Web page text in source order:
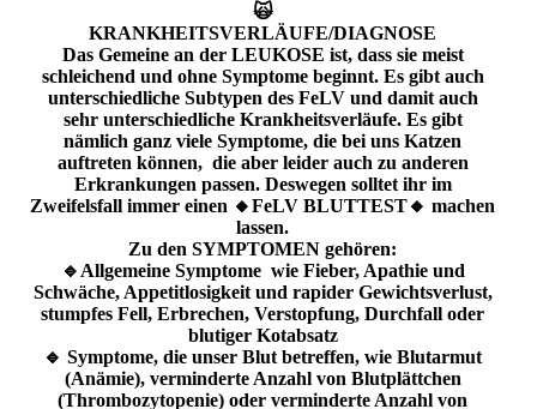
🙀
KRANKHEITSVERLÄUFE/DIAGNOSE
Das Gemeine an der LEUKOSE ist, dass sie meist
schleichend und ohne Symptome beginnt. Es gibt auch
unterschiedliche Subtypen des FeLV und damit auch
sehr unterschiedliche Krankheitsverläufe. Es gibt
nämlich ganz viele Symptome, die bei uns Katzen
auftreten können, die aber leider auch zu anderen
Erkrankungen passen. Deswegen solltet ihr im
Zweifelsfall immer einen 🔸️FeLV BLUTTEST🔸️ machen
lassen.
Zu den SYMPTOMEN gehören:
🔹️Allgemeine Symptome wie Fieber, Apathie und
Schwäche, Appetitlosigkeit und rapider Gewichtsverlust,
stumpfes Fell, Erbrechen, Verstopfung, Durchfall oder
blutiger Kotabsatz
🔹️ Symptome, die unser Blut betreffen, wie Blutarmut
(Anämie), verminderte Anzahl von Blutplättchen
(Thrombozytopenie) oder verminderte Anzahl von